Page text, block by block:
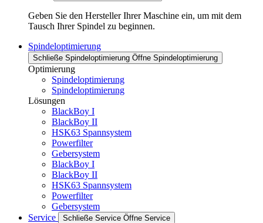
Geben Sie den Hersteller Ihrer Maschine ein, um mit dem
Tausch Ihrer Spindel zu beginnen.
Spindeloptimierung
Schließe Spindeloptimierung Öffne Spindeloptimierung
Optimierung
Spindeloptimierung
Spindeloptimierung
Lösungen
BlackBoy I
BlackBoy II
HSK63 Spannsystem
Powerfilter
Gebersystem
BlackBoy I
BlackBoy II
HSK63 Spannsystem
Powerfilter
Gebersystem
Service
Schließe Service Öffne Service